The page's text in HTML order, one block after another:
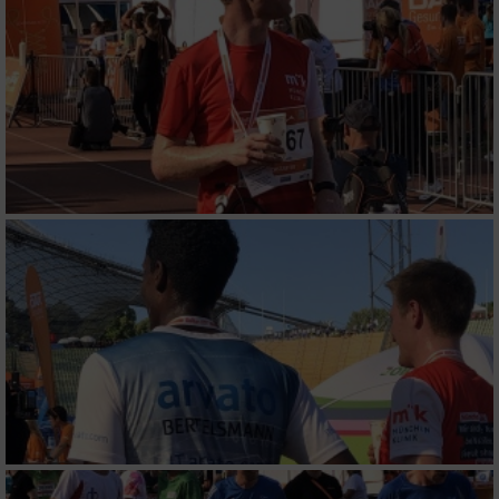
Erstellung von Profilen für personalisierte
Werbung
Verwendung von Profilen zur Auswahl
personalisierter Werbung
Erstellung von Profilen zur Personalisierung
Verwendung von Profilen zur Auswahl
personalisierter Inhalte
Messung der Werbeleistung
Messung der Performance von Inhalten
Analyse von Zielgruppen durch Statistiken
oder Kombinationen von Daten aus
verschiedenen Quellen